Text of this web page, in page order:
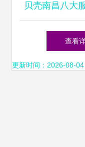
贝壳南昌八大
准引领房产经
杆
查看
更新时间：2026-08-